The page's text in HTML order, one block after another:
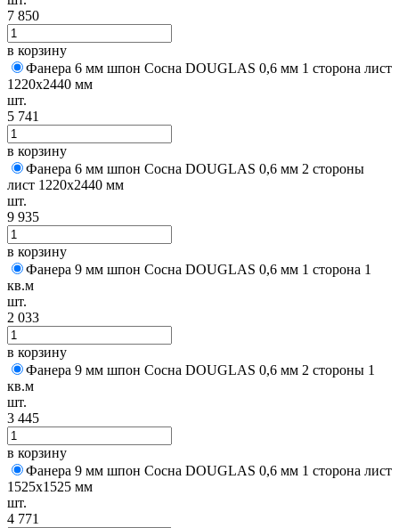
7 850
в корзину
Фанера 6 мм шпон Сосна DOUGLAS 0,6 мм 1 сторона лист
1220х2440 мм
шт.
5 741
в корзину
Фанера 6 мм шпон Сосна DOUGLAS 0,6 мм 2 стороны
лист 1220х2440 мм
шт.
9 935
в корзину
Фанера 9 мм шпон Сосна DOUGLAS 0,6 мм 1 сторона 1
кв.м
шт.
2 033
в корзину
Фанера 9 мм шпон Сосна DOUGLAS 0,6 мм 2 стороны 1
кв.м
шт.
3 445
в корзину
Фанера 9 мм шпон Сосна DOUGLAS 0,6 мм 1 сторона лист
1525х1525 мм
шт.
4 771